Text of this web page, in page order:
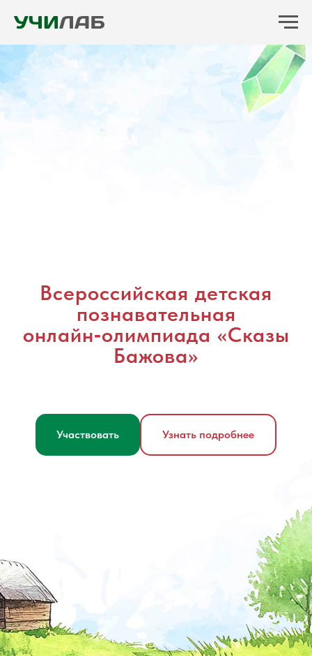
Всероссийская детская
познавательная
онлайн‑олимпиада «Сказы
Бажова»
Участвовать Узнать подробнее